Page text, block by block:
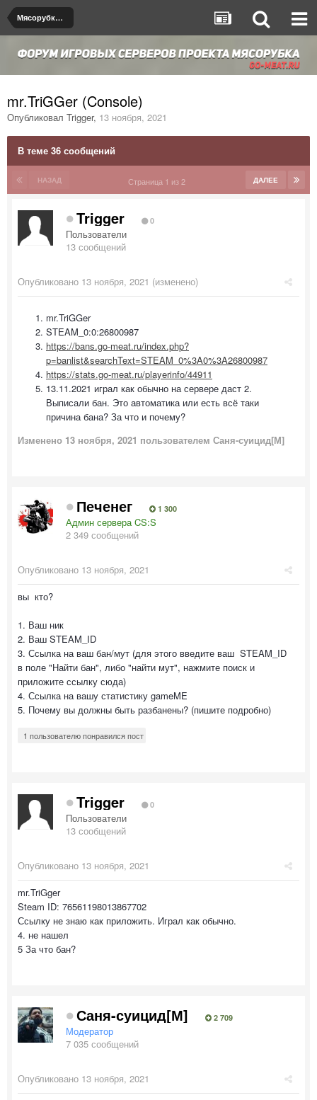
Мясорубка de_dust2
mr.TriGGer (Console)
Опубликовал Trigger, 13 ноября, 2021
В теме 36 сообщений
НАЗАД ДАЛЕЕ
Страница 1 из 2
Trigger 0
Пользователи
13 сообщений
Опубликовано 13 ноября, 2021 (изменено)
mr.TriGGer
STEAM_0:0:26800987
https://bans.go-meat.ru/index.php?
p=banlist&searchText=STEAM_0%3A0%3A26800987
https://stats.go-meat.ru/playerinfo/44911
13.11.2021 играл как обычно на сервере даст 2.
Выписали бан. Это автоматика или есть всё таки
причина бана? За что и почему?
Изменено 13 ноября, 2021 пользователем Саня-суицид[М]
Печенег 1 300
Админ сервера CS:S
2 349 сообщений
Опубликовано 13 ноября, 2021
вы кто?
1. Ваш ник
2. Ваш STEAM_ID
3. Ссылка на ваш бан/мут (для этого введите ваш STEAM_ID
в поле "Найти бан", либо "найти мут", нажмите поиск и
приложите ссылку сюда)
4. Ссылка на вашу статистику gameME
5. Почему вы должны быть разбанены? (пишите подробно)
1 пользователю понравился пост
Trigger 0
Пользователи
13 сообщений
Опубликовано 13 ноября, 2021
mr.TriGger
Steam ID: 76561198013867702
Ссылку не знаю как приложить. Играл как обычно.
4. не нашел
5 За что бан?
Саня-суицид[М] 2 709
Модератор
7 035 сообщений
Опубликовано 13 ноября, 2021